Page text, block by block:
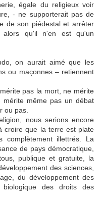
égale du religieux voir
- ne supporterait pas de
de son piédestal et arrêter
qu'il n'en est qu'un
on aurait aimé que les
ou maçonnes – retiennent
pas la mort, ne mérite
même pas un débat
ou pas.
nous serions encore
croire que la terre est plate
illettrés. La
de pays démocratique,
publique et gratuite, la
des sciences,
du développement des
des droits des